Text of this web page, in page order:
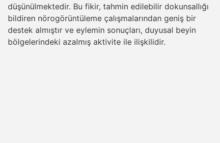
düşünülmektedir. Bu fikir, tahmin edilebilir dokunsallığı
bildiren nörogörüntüleme çalışmalarından geniş bir
destek almıştır ve eylemin sonuçları, duyusal beyin
bölgelerindeki azalmış aktivite ile ilişkilidir.